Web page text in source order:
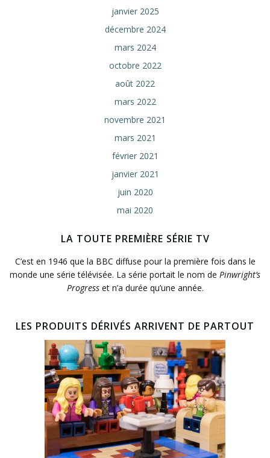
janvier 2025
décembre 2024
mars 2024
octobre 2022
août 2022
mars 2022
novembre 2021
mars 2021
février 2021
janvier 2021
juin 2020
mai 2020
LA TOUTE PREMIÈRE SÉRIE TV
C’est en 1946 que la BBC diffuse pour la première fois dans le
monde une série télévisée. La série portait le nom de Pinwright’s
Progresset n’a durée qu’une année.
LES PRODUITS DÉRIVÉS ARRIVENT DE PARTOUT